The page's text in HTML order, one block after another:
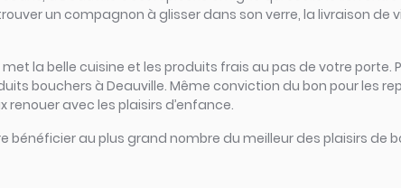
un compagnon à glisser dans son verre, la livraison de
la belle cuisine et les produits frais au pas de votre porte.
bouchers à Deauville. Même conviction du bon pour les
renouer avec les plaisirs d’enfance.
bénéficier au plus grand nombre du meilleur des plaisirs de